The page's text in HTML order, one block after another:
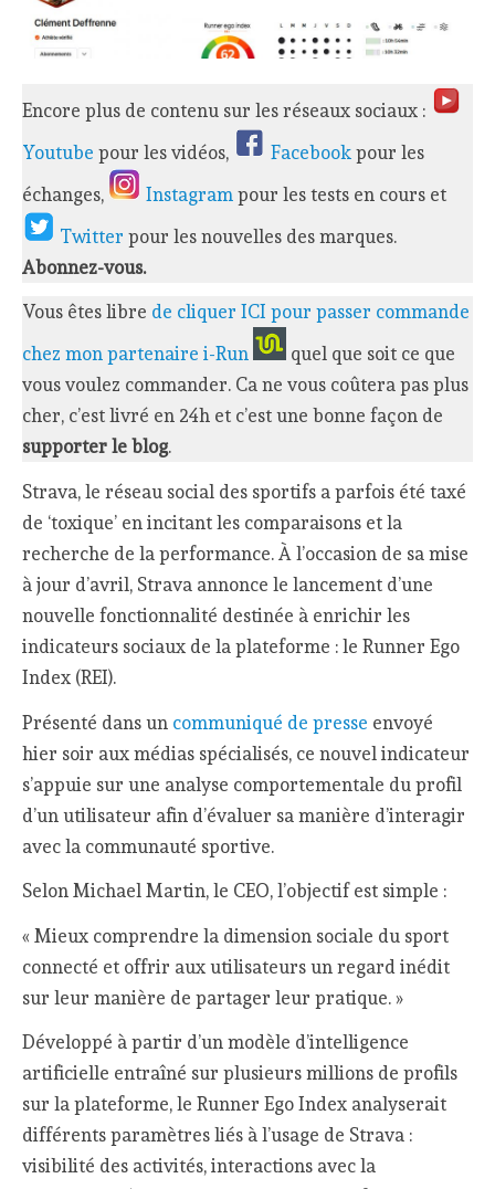
Encore plus de contenu sur les réseaux sociaux :
Youtube pour les vidéos, Facebookpour les
échanges,
Instagrampour les tests en cours et
Twitterpour les nouvelles des marques.
Abonnez-vous.
Vous êtes libre de cliquer ICI pour passer commande
chez mon partenaire i-Run
quel que soit ce que
vous voulez commander. Ca ne vous coûtera pas plus
cher, c’est livré en 24h et c’est une bonne façon de
supporter le blog.
Strava, le réseau social des sportifs a parfois été taxé
de ‘toxique’ en incitant les comparaisons et la
recherche de la performance. À l’occasion de sa mise
à jour d’avril, Strava annonce le lancement d’une
nouvelle fonctionnalité destinée à enrichir les
indicateurs sociaux de la plateforme : le Runner Ego
Index (REI).
Présenté dans un communiqué de presse envoyé
hier soir aux médias spécialisés, ce nouvel indicateur
s’appuie sur une analyse comportementale du profil
d’un utilisateur afin d’évaluer sa manière d’interagir
avec la communauté sportive.
Selon Michael Martin, le CEO, l’objectif est simple :
« Mieux comprendre la dimension sociale du sport
connecté et offrir aux utilisateurs un regard inédit
sur leur manière de partager leur pratique. »
Développé à partir d’un modèle d’intelligence
artificielle entraîné sur plusieurs millions de profils
sur la plateforme, le Runner Ego Index analyserait
différents paramètres liés à l’usage de Strava :
visibilité des activités, interactions avec la